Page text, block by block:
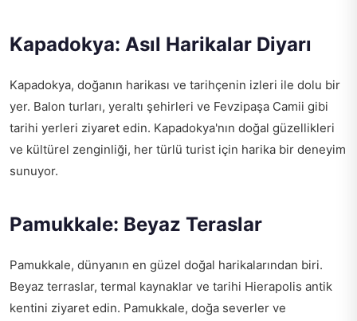
Kapadokya: Asıl Harikalar Diyarı
Kapadokya, doğanın harikası ve tarihçenin izleri ile dolu bir
yer. Balon turları, yeraltı şehirleri ve Fevzipaşa Camii gibi
tarihi yerleri ziyaret edin. Kapadokya'nın doğal güzellikleri
ve kültürel zenginliği, her türlü turist için harika bir deneyim
sunuyor.
Pamukkale: Beyaz Teraslar
Pamukkale, dünyanın en güzel doğal harikalarından biri.
Beyaz terraslar, termal kaynaklar ve tarihi Hierapolis antik
kentini ziyaret edin. Pamukkale, doğa severler ve